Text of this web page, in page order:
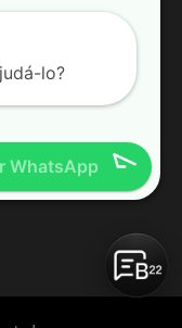
WhatsApp
lo?